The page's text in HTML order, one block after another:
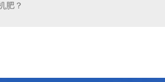
肥？